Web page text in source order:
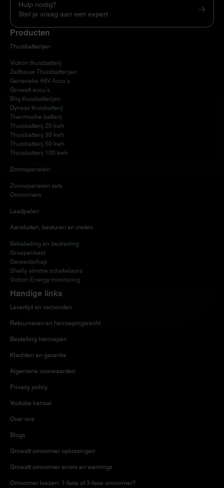
Hulp nodig?
Stel je vraag aan een expert
Producten
Thuisbatterijen
Victron thuisbatterij
Zelfbouw Thuisbatterijen
Generieke 48V Accu’s
Growatt accu’s
Bliq thuisbatterijen
Dyness thuisbatterij
Thermische batterij
Thuisbatterij 20 kwh
Thuisbatterij 30 kwh
Thuisbatterij 50 kwh
Thuisbatterij 100 kwh
Zonnepanelen
Zonnepanelen sets
Omvormers
Laadpalen
Aansluiten, besturen en meten
Bekabeling en bedrading
Groepenkast
Gereedschap
Shelly slimme schakelaars
Victron Energy monitoring
Handige links
Levertijd en verzenden
Retourneren en herroepingsrecht
Bestelling herroepen
Klachten en garantie
Algemene voorwaarden
Privacy policy
Youtube kanaal
Over ons
Blogs
Growatt omvormer oplossingen
Growatt omvormer errors en warnings
Omvormer kiezen: 1-fase of 3-fase omvormer?